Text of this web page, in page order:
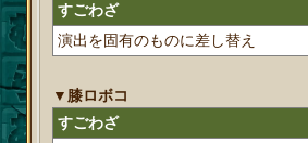
すごわざ
演出を固有のものに差し替え
▼膝ロボコ
すごわざ